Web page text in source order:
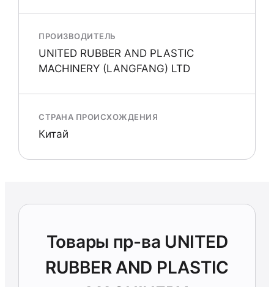
ПРОИЗВОДИТЕЛЬ
UNITED RUBBER AND PLASTIC
MACHINERY (LANGFANG) LTD
СТРАНА ПРОИСХОЖДЕНИЯ
Китай
Товары пр-ва UNITED
RUBBER AND PLASTIC